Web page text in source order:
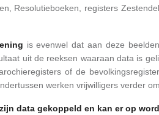
Resolutieboeken, registers
is evenwel dat aan deze
uit de reeksen waaraan data is
of de
werken vrijwilligers verder
data gekoppeld en kan er op